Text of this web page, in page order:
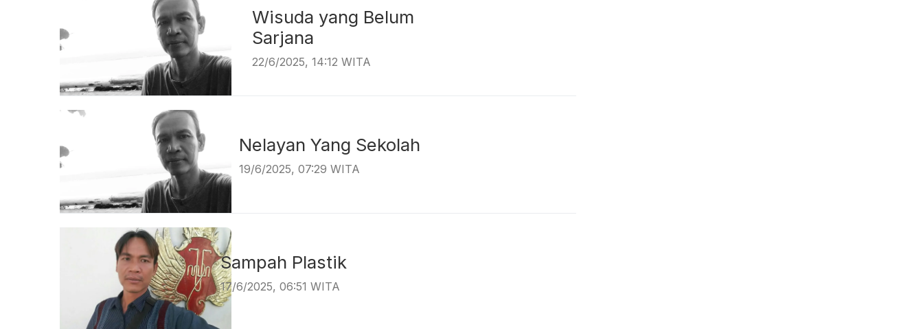
Wisuda yang Belum
Sarjana
22/6/2025, 14:12 WITA
Nelayan Yang Sekolah
19/6/2025, 07:29 WITA
Sampah Plastik
17/6/2025, 06:51 WITA